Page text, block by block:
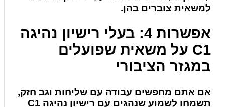
למשאית צוברים בהן.
אפשרות 4: בעלי רישיון נהיגה
C1 על משאית שפועלים
במגזר הציבורי
אם אתם מחפשים עבודה עם שליחות וגב חזק,
תשמחו לשמוע שנהגים עם רישיון נהיגה C1